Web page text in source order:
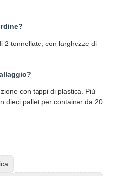
2 tonnellate, con larghezze di
con tappi di plastica. Più
dieci pallet per container da 20